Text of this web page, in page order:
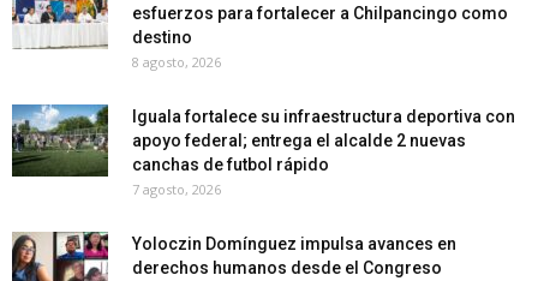
esfuerzos para fortalecer a Chilpancingo como
destino
8 agosto, 2026
Iguala fortalece su infraestructura deportiva con
apoyo federal; entrega el alcalde 2 nuevas
canchas de futbol rápido
7 agosto, 2026
Yoloczin Domínguez impulsa avances en
derechos humanos desde el Congreso